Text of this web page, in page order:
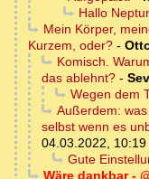
Hallo
Mein Körper,
Kurzem, oder? -
Komisch.
das ablehnt? -
Wegen dem
Außerdem:
selbst wenn es
04.03.2022, 10:19
Gute
Wäre dankbar -